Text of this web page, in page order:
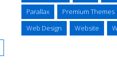
Parallax
Premium Themes
Web Design
Website